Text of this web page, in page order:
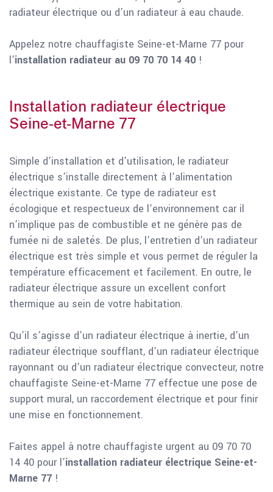
radiateur électrique ou d’un radiateur à eau chaude.
Appelez notre chauffagiste Seine-et-Marne 77 pour
l’installation radiateur au 09 70 70 14 40 !
Installation radiateur électrique
Seine-et-Marne 77
Simple d’installation et d’utilisation, le radiateur
électrique s’installe directement à l’alimentation
électrique existante. Ce type de radiateur est
écologique et respectueux de l’environnement car il
n’implique pas de combustible et ne génère pas de
fumée ni de saletés. De plus, l’entretien d’un radiateur
électrique est très simple et vous permet de réguler la
température efficacement et facilement. En outre, le
radiateur électrique assure un excellent confort
thermique au sein de votre habitation.
Qu’il s’agisse d’un radiateur électrique à inertie, d’un
radiateur électrique soufflant, d’un radiateur électrique
rayonnant ou d’un radiateur électrique convecteur, notre
chauffagiste Seine-et-Marne 77 effectue une pose de
support mural, un raccordement électrique et pour finir
une mise en fonctionnement.
Faites appel à notre chauffagiste urgent au 09 70 70
14 40 pour l’installation radiateur électrique Seine-et-
Marne 77 !